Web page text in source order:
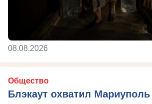
08.08.2026
Общество
Блэкаут охватил